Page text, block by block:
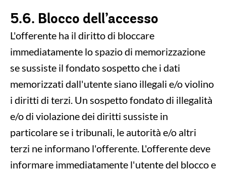
5.6. Blocco dell’accesso
L'offerente ha il diritto di bloccare
immediatamente lo spazio di memorizzazione
se sussiste il fondato sospetto che i dati
memorizzati dall'utente siano illegali e/o violino
i diritti di terzi. Un sospetto fondato di illegalità
e/o di violazione dei diritti sussiste in
particolare se i tribunali, le autorità e/o altri
terzi ne informano l'offerente. L'offerente deve
informare immediatamente l'utente del blocco e